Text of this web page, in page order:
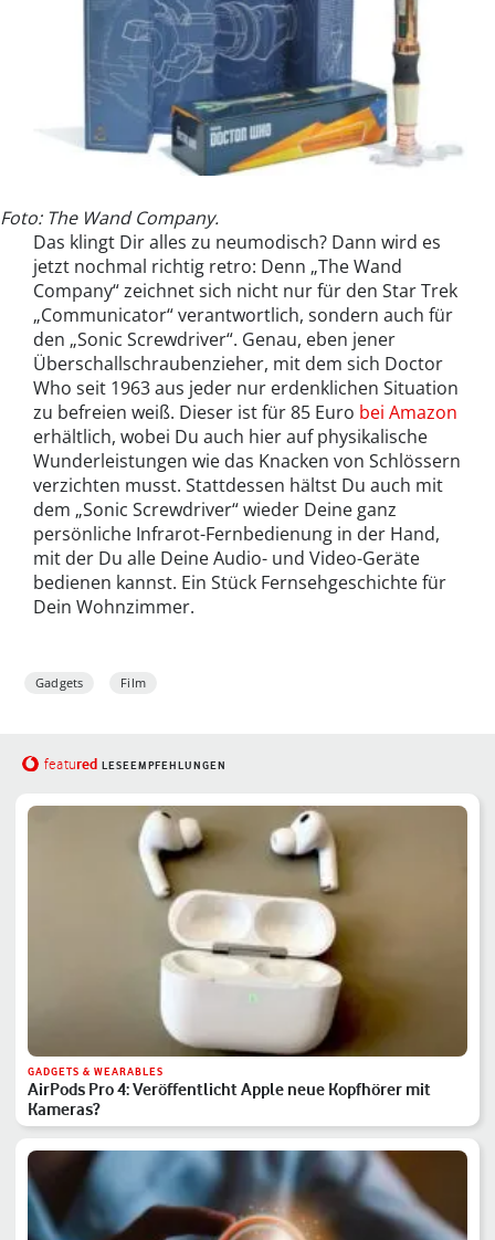
Foto: The Wand Company.
Das klingt Dir alles zu neumodisch? Dann wird es
jetzt nochmal richtig retro: Denn „The Wand
Company“ zeichnet sich nicht nur für den Star Trek
„Communicator“ verantwortlich, sondern auch für
den „Sonic Screwdriver“. Genau, eben jener
Überschallschraubenzieher, mit dem sich Doctor
Who seit 1963 aus jeder nur erdenklichen Situation
zu befreien weiß. Dieser ist für 85 Euro bei Amazon
erhältlich, wobei Du auch hier auf physikalische
Wunderleistungen wie das Knacken von Schlössern
verzichten musst. Stattdessen hältst Du auch mit
dem „Sonic Screwdriver“ wieder Deine ganz
persönliche Infrarot-Fernbedienung in der Hand,
mit der Du alle Deine Audio- und Video-Geräte
bedienen kannst. Ein Stück Fernsehgeschichte für
Dein Wohnzimmer.
Gadgets Film
featured LESEEMPFEHLUNGEN
GADGETS & WEARABLES
AirPods Pro 4: Veröffentlicht Apple neue Kopfhörer mit
Kameras?